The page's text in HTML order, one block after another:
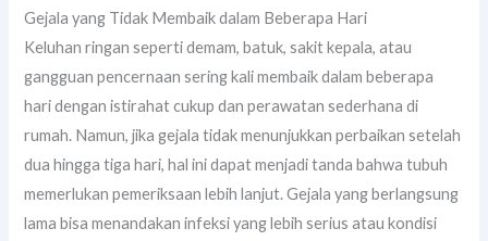
Gejala yang Tidak Membaik dalam Beberapa Hari
Keluhan ringan seperti demam, batuk, sakit kepala, atau
gangguan pencernaan sering kali membaik dalam beberapa
hari dengan istirahat cukup dan perawatan sederhana di
rumah. Namun, jika gejala tidak menunjukkan perbaikan setelah
dua hingga tiga hari, hal ini dapat menjadi tanda bahwa tubuh
memerlukan pemeriksaan lebih lanjut. Gejala yang berlangsung
lama bisa menandakan infeksi yang lebih serius atau kondisi